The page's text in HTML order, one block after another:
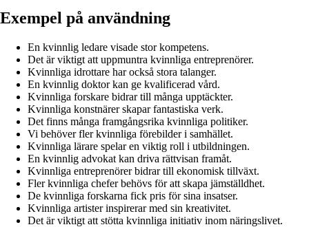
Exempel på användning
En kvinnlig ledare visade stor kompetens.
Det är viktigt att uppmuntra kvinnliga entreprenörer.
Kvinnliga idrottare har också stora talanger.
En kvinnlig doktor kan ge kvalificerad vård.
Kvinnliga forskare bidrar till många upptäckter.
Kvinnliga konstnärer skapar fantastiska verk.
Det finns många framgångsrika kvinnliga politiker.
Vi behöver fler kvinnliga förebilder i samhället.
Kvinnliga lärare spelar en viktig roll i utbildningen.
En kvinnlig advokat kan driva rättvisan framåt.
Kvinnliga entreprenörer bidrar till ekonomisk tillväxt.
Fler kvinnliga chefer behövs för att skapa jämställdhet.
De kvinnliga forskarna fick pris för sina insatser.
Kvinnliga artister inspirerar med sin kreativitet.
Det är viktigt att stötta kvinnliga initiativ inom näringslivet.